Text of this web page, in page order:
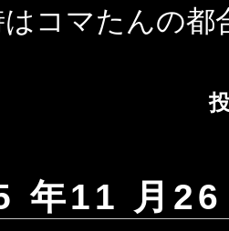
コマたんの都
年11 月